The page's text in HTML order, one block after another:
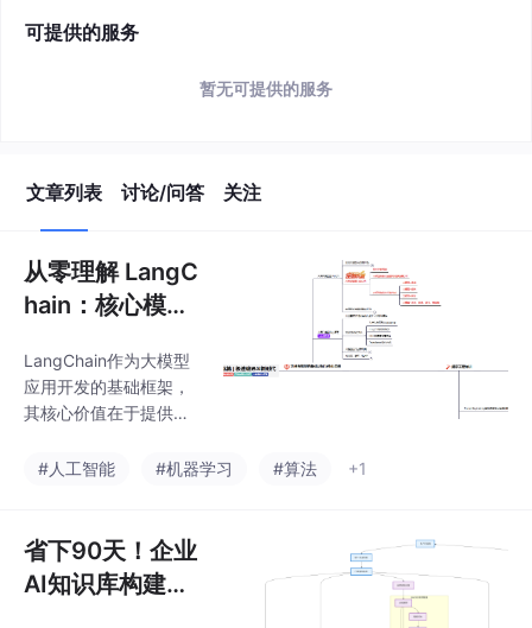
可提供的服务
暂无可提供的服务
文章列表 讨论/问答 关注
从零理解 LangC
hain：核心模块
析
LangChain作为大模型
应用开发的基础框架，
其核心价值在于提供了
案。该框架通过标准化
ineering）、外部工具
调用（Tool Usage）、
会话状态维护（Multi-tu
#人工智能 #机器学习 #算法 +1
省下90天！企业
AI知识库构建的